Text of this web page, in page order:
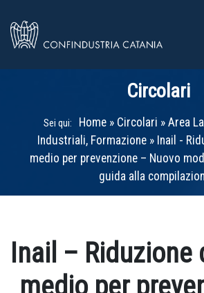
Circolari
Sei qui: Home» Circolari » Area
Industriali, Formazione» Inail -
medio per prevenzione – Nuovo
guida alla
Inail –
medio per